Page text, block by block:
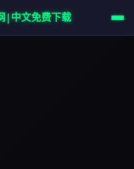
|中文免费下载